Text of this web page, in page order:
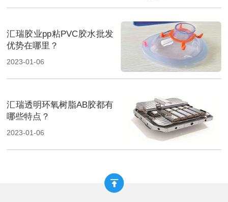
汇瑞胶业pp粘PVC胶水批发
优势在哪里？
2023-01-06
汇瑞透明环氧树脂AB胶都有
哪些特点？
2023-01-06